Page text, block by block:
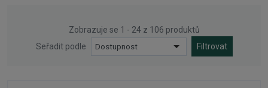
Zobrazuje se 1 - 24 z 106 produktů
Seřadit podle
Dostupnost Filtrovat